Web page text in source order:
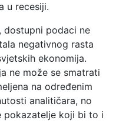
u recesiji.
dostupni podaci ne
negativnog rasta
ekonomija.
ne može se smatrati
na određenim
analitičara, no
pokazatelje koji bi to i